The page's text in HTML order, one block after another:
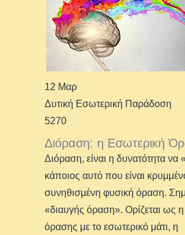
12 Μαρ
Δυτική Εσωτερική Παράδοση
5270
Διόραση: η Εσωτερική
Διόραση, είναι η δυνατότητα να
κάποιος αυτό που είναι
συνηθισμένη φυσική όραση.
«διαυγής όραση». Ορίζεται ως η
όρασης με το εσωτερικό μάτι, η